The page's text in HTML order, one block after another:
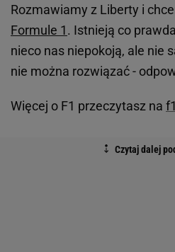
Rozmawiamy z Liberty i
Formule 1. Istnieją co
nieco nas niepokoją, ale nie
nie można rozwiązać -
Więcej o F1 przeczytasz na